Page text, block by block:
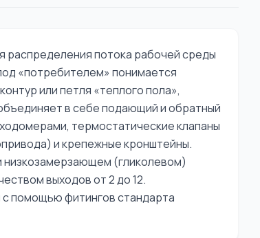
распределения потока рабочей среды
«потребителем» понимается
или петля «теплого пола»,
в себе подающий и обратный
термостатические клапаны
и крепежные кронштейны.
низкозамерзающем (гликолевом)
выходов от 2 до 12.
помощью фитингов стандарта